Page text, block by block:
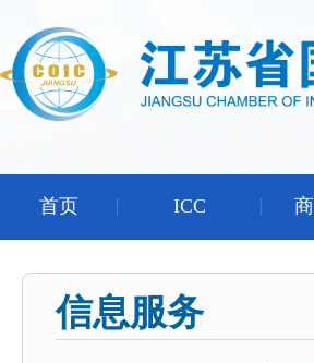
首页 ICC
信息服务